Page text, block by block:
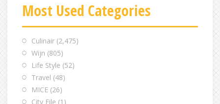
Most Used Categories
Culinair (2,475)
Wijn (805)
Life Style (52)
Travel (48)
MICE (26)
City File (1)